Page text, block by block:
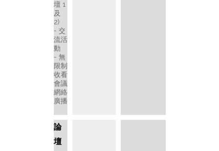
壇 1
及
2)
交
流活
動
無
限制
收看
會議
網絡
廣播
論
壇